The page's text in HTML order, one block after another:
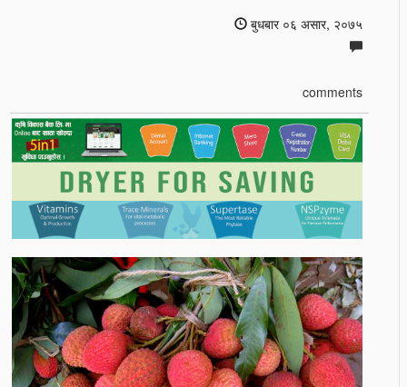
बुधबार ०६ असार, २०७५
comments